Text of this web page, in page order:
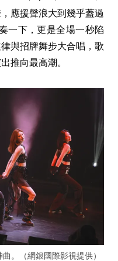
應援聲浪大到幾乎蓋過
一下，更是全場一秒陷
與招牌舞步大合唱，歌
推向最高潮。
。（網銀國際影視提供）